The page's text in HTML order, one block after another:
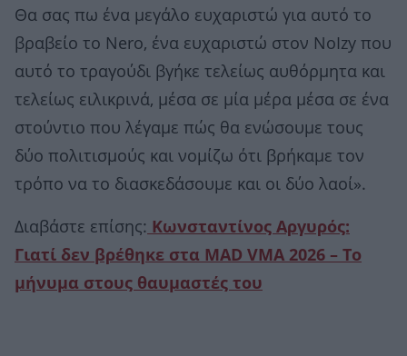
Θα σας πω ένα μεγάλο ευχαριστώ για αυτό το
βραβείο το Νero, ένα ευχαριστώ στον NoΙzy που
αυτό το τραγούδι βγήκε τελείως αυθόρμητα και
τελείως ειλικρινά, μέσα σε μία μέρα μέσα σε ένα
στούντιο που λέγαμε πώς θα ενώσουμε τους
δύο πολιτισμούς και νομίζω ότι βρήκαμε τον
τρόπο να το διασκεδάσουμε και οι δύο λαοί».
Διαβάστε επίσης: Κωνσταντίνος Αργυρός:
Γιατί δεν βρέθηκε στα MAD VMA 2026 – Το
μήνυμα στους θαυμαστές του